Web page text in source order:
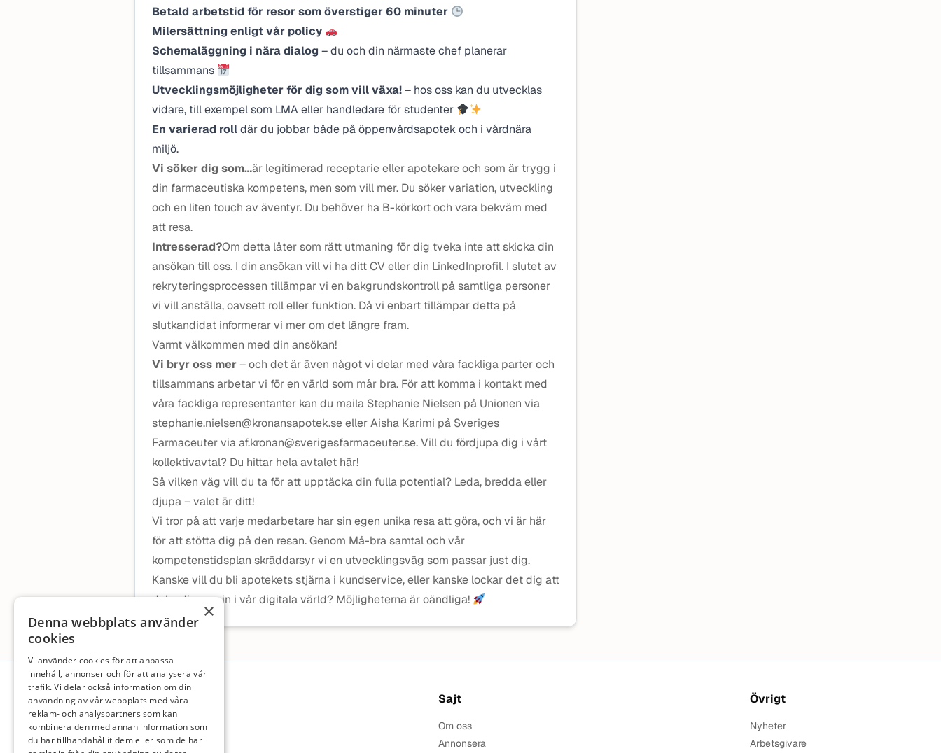
Betald arbetstid för resor som överstiger 60 minuter
Milersättning enligt vår policy
Schemaläggning i nära dialog – du och din närmaste chef planerar
tillsammans
Utvecklingsmöjligheter för dig som vill växa!– hos oss kan du utvecklas
vidare, till exempel som LMA eller handledare för studenter
En varierad rolldär du jobbar både på öppenvårdsapotek och i vårdnära
miljö.
Vi söker dig som…är legitimerad receptarie eller apotekare och som är trygg i
din farmaceutiska kompetens, men som vill mer. Du söker variation, utveckling
och en liten touch av äventyr. Du behöver ha B-körkort och vara bekväm med
att resa.
Intresserad?Om detta låter som rätt utmaning för dig tveka inte att skicka din
ansökan till oss. I din ansökan vill vi ha ditt CV eller din LinkedInprofil. I slutet av
rekryteringsprocessen tillämpar vi en bakgrundskontroll på samtliga personer
vi vill anställa, oavsett roll eller funktion. Då vi enbart tillämpar detta på
slutkandidat informerar vi mer om det längre fram.
Varmt välkommen med din ansökan!
Vi bryr oss mer– och det är även något vi delar med våra fackliga parter och
tillsammans arbetar vi för en värld som mår bra. För att komma i kontakt med
våra fackliga representanter kan du maila Stephanie Nielsen på Unionen via
stephanie.nielsen@kronansapotek.se eller Aisha Karimi på Sveriges
Farmaceuter via af.kronan@sverigesfarmaceuter.se. Vill du fördjupa dig i vårt
kollektivavtal? Du hittar hela avtalet här!
Så vilken väg vill du ta för att upptäcka din fulla potential? Leda, bredda eller
djupa – valet är ditt!
Vi tror på att varje medarbetare har sin egen unika resa att göra, och vi är här
för att stötta dig på den resan. Genom Må-bra samtal och vår
kompetenstidsplan skräddarsyr vi en utvecklingsväg som passar just dig.
Kanske vill du bli apotekets stjärna i kundservice, eller kanske lockar det dig att
dyka djupare in i vår digitala värld? Möjligheterna är oändliga!
Sidfot
Sajt
Om oss
Annonsera
Övrigt
Nyheter
Arbetsgivare
×
Denna webbplats använder
cookies
Vi använder cookies för att anpassa
innehåll, annonser och för att analysera vår
trafik. Vi delar också information om din
användning av vår webbplats med våra
reklam- och analyspartners som kan
kombinera den med annan information som
du har tillhandahållit dem eller som de har